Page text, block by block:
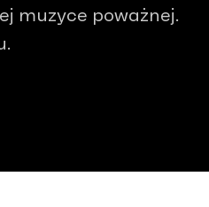
muzyce poważnej.